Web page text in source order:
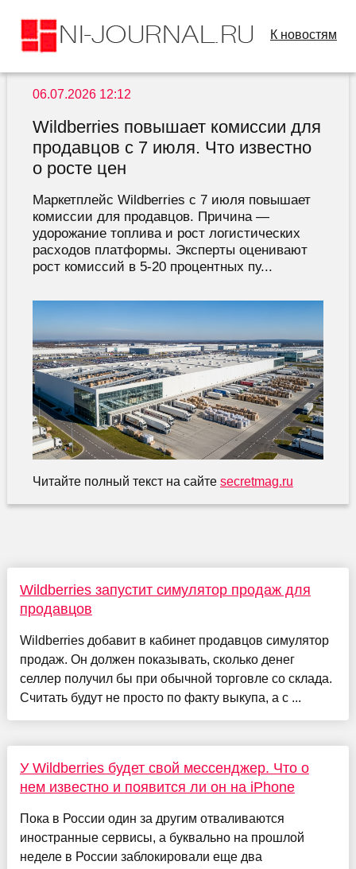
К новостям
06.07.2026 12:12
Wildberries повышает комиссии для
продавцов с 7 июля. Что известно
о росте цен
Маркетплейс Wildberries с 7 июля повышает
комиссии для продавцов. Причина —
удорожание топлива и рост логистических
расходов платформы. Эксперты оценивают
рост комиссий в 5-20 процентных пу...
Читайте полный текст на сайте secretmag.ru
Wildberries запустит симулятор продаж для
продавцов
Wildberries добавит в кабинет продавцов симулятор
продаж. Он должен показывать, сколько денег
селлер получил бы при обычной торговле со склада.
Считать будут не просто по факту выкупа, а с ...
У Wildberries будет свой мессенджер. Что о
нем известно и появится ли он на iPhone
Пока в России один за другим отваливаются
иностранные сервисы, а буквально на прошлой
неделе в России заблокировали еще два